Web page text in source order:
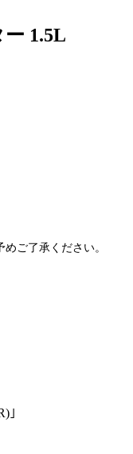
1.5L
ご了承ください。
｣